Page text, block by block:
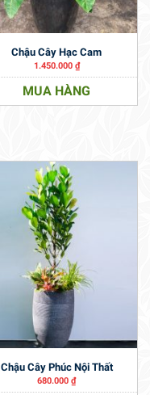
Chậu Cây Hạc Cam
1.450.000 ₫
MUA HÀNG
Chậu Cây Phúc Nội Thất
680.000₫